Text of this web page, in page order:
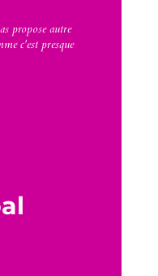
propose autre
c'est presque